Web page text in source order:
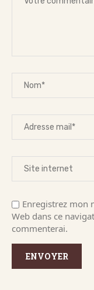
Enregistrez mon
Web dans ce
commenterai.